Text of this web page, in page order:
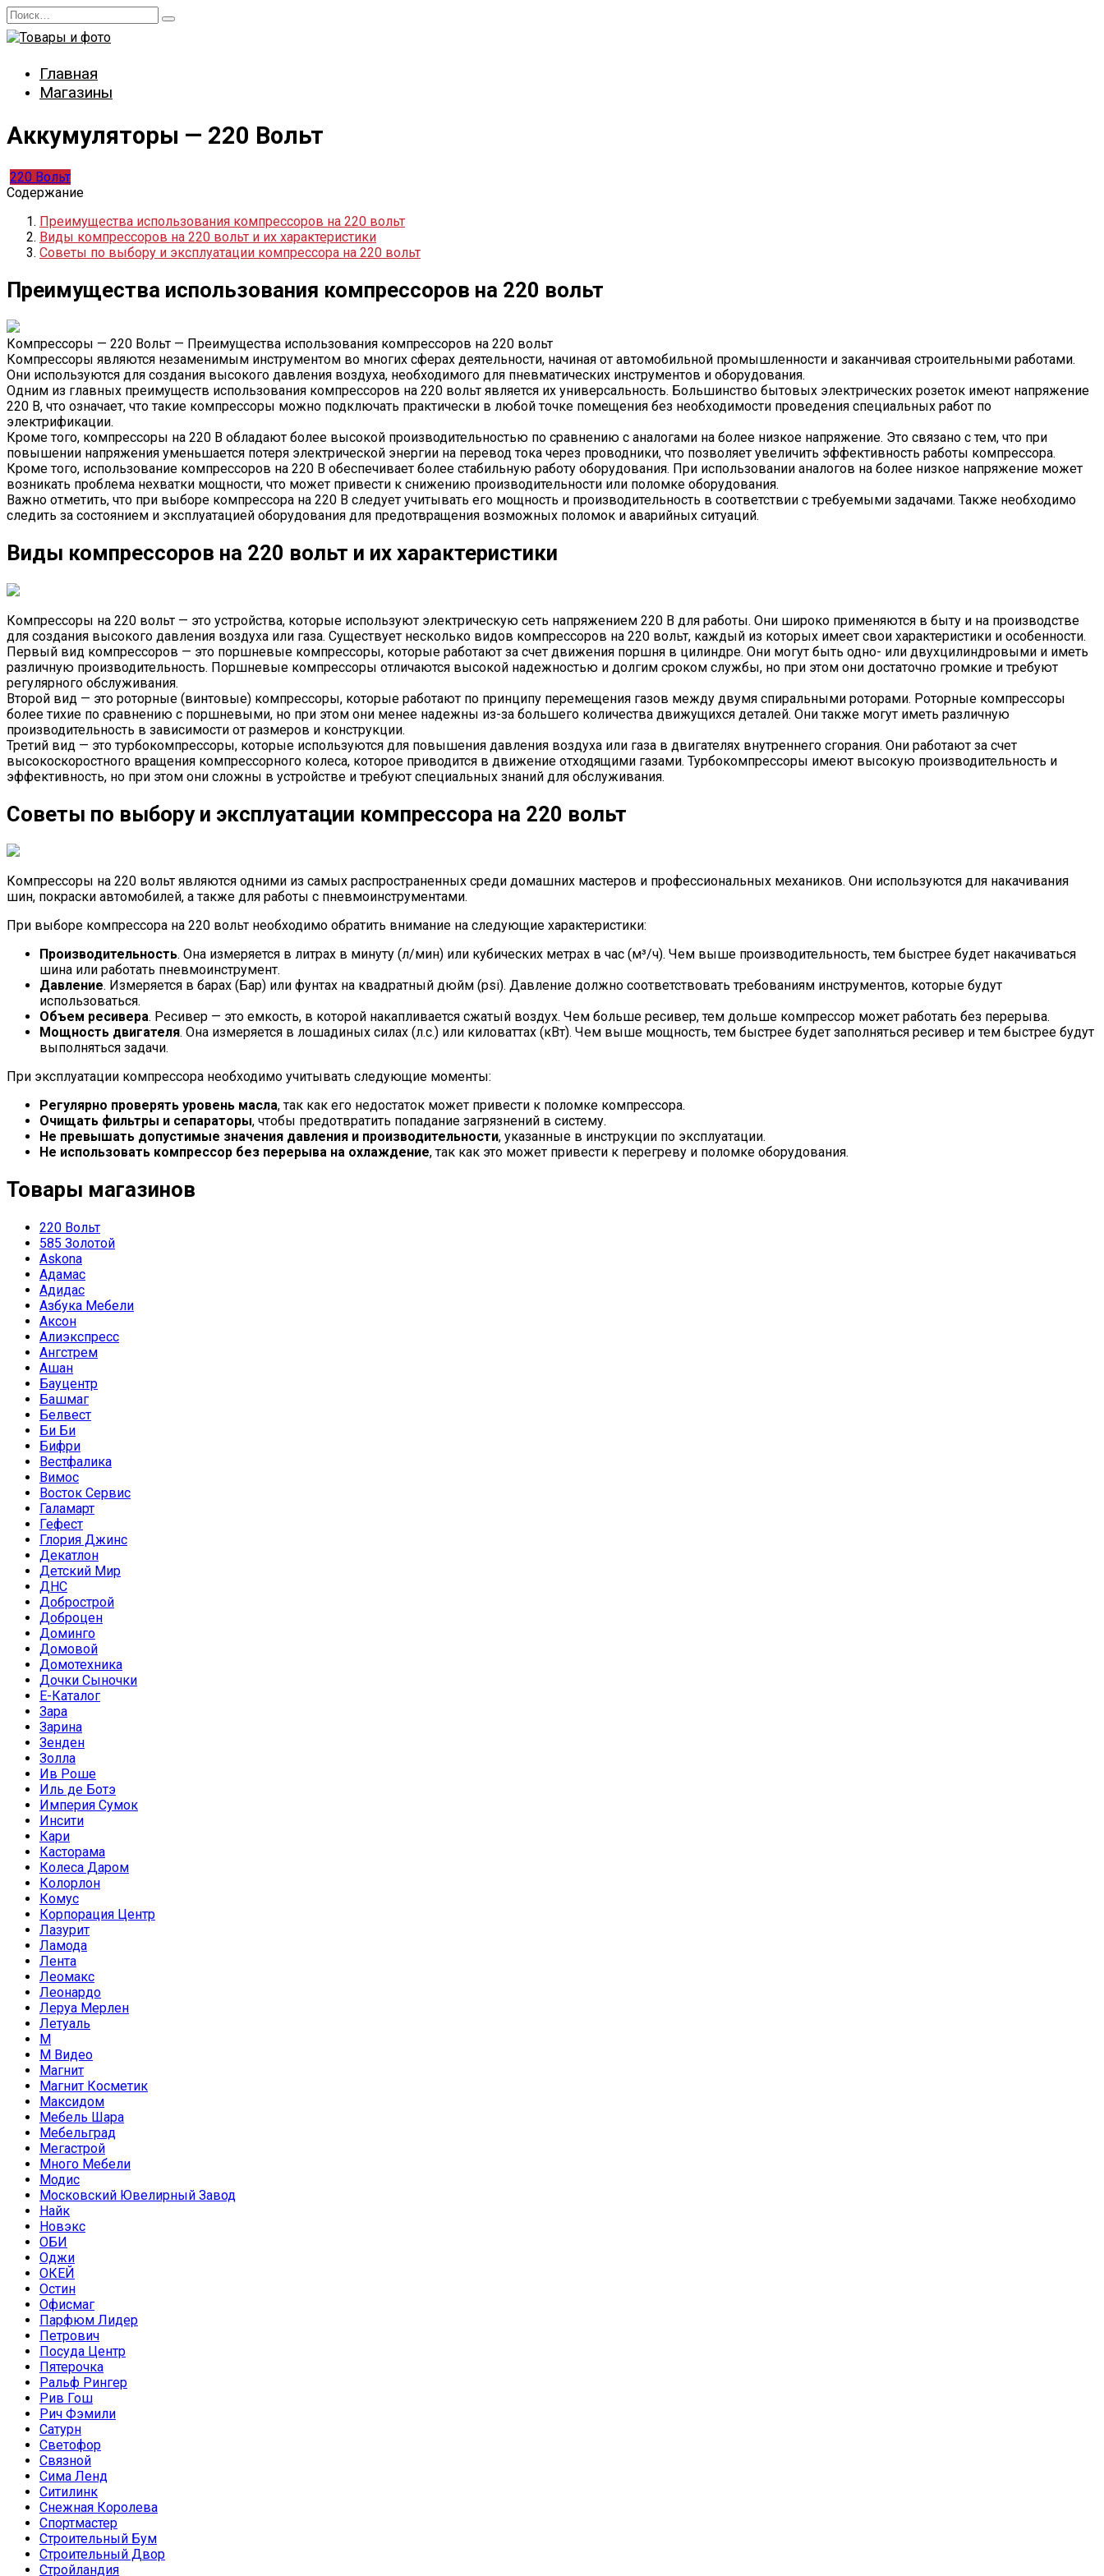
Перейти
к
содержанию
Search
for:
Главная
Магазины
Аккумуляторы — 220 Вольт
220 Вольт
Содержание
Преимущества использования компрессоров на 220 вольт
Виды компрессоров на 220 вольт и их характеристики
Советы по выбору и эксплуатации компрессора на 220 вольт
Преимущества использования компрессоров на 220 вольт
Компрессоры — 220 Вольт — Преимущества использования компрессоров на 220 вольт
Компрессоры являются незаменимым инструментом во многих сферах деятельности, начиная от автомобильной промышленности и заканчивая строительными работами.
Они используются для создания высокого давления воздуха, необходимого для пневматических инструментов и оборудования.
Одним из главных преимуществ использования компрессоров на 220 вольт является их универсальность. Большинство бытовых электрических розеток имеют напряжение
220 В, что означает, что такие компрессоры можно подключать практически в любой точке помещения без необходимости проведения специальных работ по
электрификации.
Кроме того, компрессоры на 220 В обладают более высокой производительностью по сравнению с аналогами на более низкое напряжение. Это связано с тем, что при
повышении напряжения уменьшается потеря электрической энергии на перевод тока через проводники, что позволяет увеличить эффективность работы компрессора.
Кроме того, использование компрессоров на 220 В обеспечивает более стабильную работу оборудования. При использовании аналогов на более низкое напряжение может
возникать проблема нехватки мощности, что может привести к снижению производительности или поломке оборудования.
Важно отметить, что при выборе компрессора на 220 В следует учитывать его мощность и производительность в соответствии с требуемыми задачами. Также необходимо
следить за состоянием и эксплуатацией оборудования для предотвращения возможных поломок и аварийных ситуаций.
Виды компрессоров на 220 вольт и их характеристики
Компрессоры на 220 вольт — это устройства, которые используют электрическую сеть напряжением 220 В для работы. Они широко применяются в быту и на производстве
для создания высокого давления воздуха или газа. Существует несколько видов компрессоров на 220 вольт, каждый из которых имеет свои характеристики и особенности.
Первый вид компрессоров — это поршневые компрессоры, которые работают за счет движения поршня в цилиндре. Они могут быть одно- или двухцилиндровыми и иметь
различную производительность. Поршневые компрессоры отличаются высокой надежностью и долгим сроком службы, но при этом они достаточно громкие и требуют
регулярного обслуживания.
Второй вид — это роторные (винтовые) компрессоры, которые работают по принципу перемещения газов между двумя спиральными роторами. Роторные компрессоры
более тихие по сравнению с поршневыми, но при этом они менее надежны из-за большего количества движущихся деталей. Они также могут иметь различную
производительность в зависимости от размеров и конструкции.
Третий вид — это турбокомпрессоры, которые используются для повышения давления воздуха или газа в двигателях внутреннего сгорания. Они работают за счет
высокоскоростного вращения компрессорного колеса, которое приводится в движение отходящими газами. Турбокомпрессоры имеют высокую производительность и
эффективность, но при этом они сложны в устройстве и требуют специальных знаний для обслуживания.
Советы по выбору и эксплуатации компрессора на 220 вольт
Компрессоры на 220 вольт являются одними из самых распространенных среди домашних мастеров и профессиональных механиков. Они используются для накачивания
шин, покраски автомобилей, а также для работы с пневмоинструментами.
При выборе компрессора на 220 вольт необходимо обратить внимание на следующие характеристики:
Производительность. Она измеряется в литрах в минуту (л/мин) или кубических метрах в час (м³/ч). Чем выше производительность, тем быстрее будет накачиваться
шина или работать пневмоинструмент.
Давление. Измеряется в барах (Бар) или фунтах на квадратный дюйм (psi). Давление должно соответствовать требованиям инструментов, которые будут
использоваться.
Объем ресивера. Ресивер — это емкость, в которой накапливается сжатый воздух. Чем больше ресивер, тем дольше компрессор может работать без перерыва.
Мощность двигателя. Она измеряется в лошадиных силах (л.с.) или киловаттах (кВт). Чем выше мощность, тем быстрее будет заполняться ресивер и тем быстрее будут
выполняться задачи.
При эксплуатации компрессора необходимо учитывать следующие моменты:
Регулярно проверять уровень масла, так как его недостаток может привести к поломке компрессора.
Очищать фильтры и сепараторы, чтобы предотвратить попадание загрязнений в систему.
Не превышать допустимые значения давления и производительности, указанные в инструкции по эксплуатации.
Не использовать компрессор без перерыва на охлаждение, так как это может привести к перегреву и поломке оборудования.
Товары магазинов
220 Вольт
585 Золотой
Askona
Адамас
Адидас
Азбука Мебели
Аксон
Алиэкспресс
Ангстрем
Ашан
Бауцентр
Башмаг
Белвест
Би Би
Бифри
Вестфалика
Вимос
Восток Сервис
Галамарт
Гефест
Глория Джинс
Декатлон
Детский Мир
ДНС
Добрострой
Доброцен
Доминго
Домовой
Домотехника
Дочки Сыночки
Е-Каталог
Зара
Зарина
Зенден
Золла
Ив Роше
Иль де Ботэ
Империя Сумок
Инсити
Кари
Касторама
Колеса Даром
Колорлон
Комус
Корпорация Центр
Лазурит
Ламода
Лента
Леомакс
Леонардо
Леруа Мерлен
Летуаль
М
М Видео
Магнит
Магнит Косметик
Максидом
Мебель Шара
Мебельград
Мегастрой
Много Мебели
Модис
Московский Ювелирный Завод
Найк
Новэкс
ОБИ
Оджи
ОКЕЙ
Остин
Офисмаг
Парфюм Лидер
Петрович
Посуда Центр
Пятерочка
Ральф Рингер
Рив Гош
Рич Фэмили
Сатурн
Светофор
Связной
Сима Ленд
Ситилинк
Снежная Королева
Спортмастер
Строительный Бум
Строительный Двор
Стройландия